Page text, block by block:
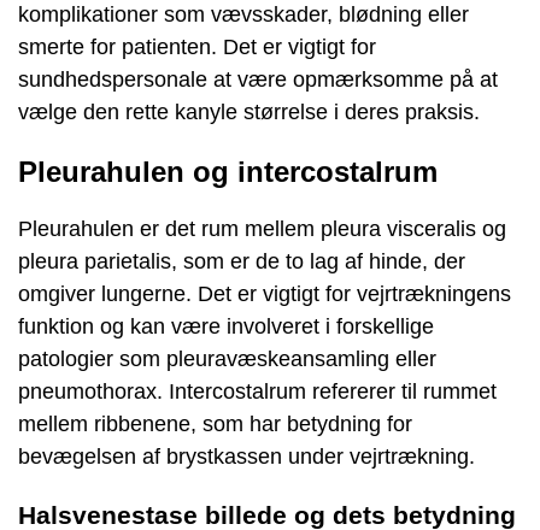
komplikationer som vævsskader, blødning eller
smerte for patienten. Det er vigtigt for
sundhedspersonale at være opmærksomme på at
vælge den rette kanyle størrelse i deres praksis.
Pleurahulen og intercostalrum
Pleurahulen er det rum mellem pleura visceralis og
pleura parietalis, som er de to lag af hinde, der
omgiver lungerne. Det er vigtigt for vejrtrækningens
funktion og kan være involveret i forskellige
patologier som pleuravæskeansamling eller
pneumothorax. Intercostalrum refererer til rummet
mellem ribbenene, som har betydning for
bevægelsen af brystkassen under vejrtrækning.
Halsvenestase billede og dets betydning